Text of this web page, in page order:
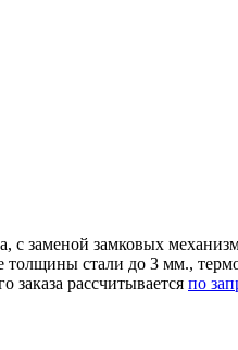
с заменой замковых
толщины стали до 3 мм.,
заказа рассчитывается по